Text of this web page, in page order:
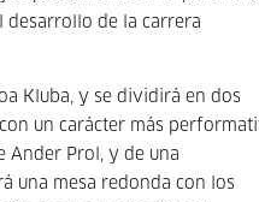
desarrollo de la carrera
Kluba, y se dividirá en dos
un carácter más
Ander Prol, y de una
una mesa redonda con los